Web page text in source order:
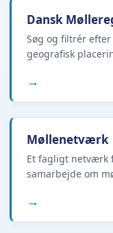
Dansk
Søg og filtrér
geografisk
→
Møllenetværk
Et fagligt netværk
samarbejde om
→